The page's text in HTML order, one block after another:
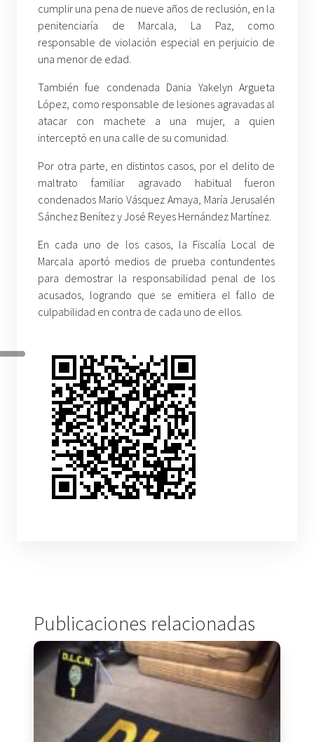
cumplir una pena de nueve años de reclusión, en la
penitenciaría de Marcala, La Paz, como
responsable de violación especial en perjuicio de
una menor de edad.
También fue condenada Dania Yakelyn Argueta
López, como responsable de lesiones agravadas al
atacar con machete a una mujer, a quien
interceptó en una calle de su comunidad.
Por otra parte, en distintos casos, por el delito de
maltrato familiar agravado habitual fueron
condenados Mario Vásquez Amaya, María Jerusalén
Sánchez Benítez y José Reyes Hernández Martínez.
En cada uno de los casos, la Fiscalía Local de
Marcala aportó medios de prueba contundentes
para demostrar la responsabilidad penal de los
acusados, logrando que se emitiera el fallo de
culpabilidad en contra de cada uno de ellos.
Publicaciones relacionadas